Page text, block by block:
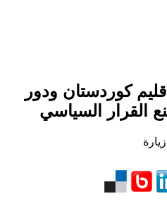
كوردستان ودور
القرار السياسي